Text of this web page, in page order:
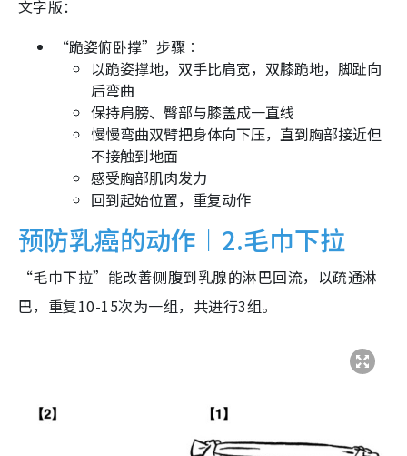
文字版：
“跪姿俯卧撑”步骤︰
以跪姿撑地，双手比肩宽，双膝跪地，脚趾向
后弯曲
保持肩膀、臀部与膝盖成一直线
慢慢弯曲双臂把身体向下压，直到胸部接近但
不接触到地面
感受胸部肌肉发力
回到起始位置，重复动作
预防乳癌的动作︱2.毛巾下拉
“毛巾下拉”能改善侧腹到乳腺的淋巴回流，以疏通淋
巴，重复10-15次为一组，共进行3组。